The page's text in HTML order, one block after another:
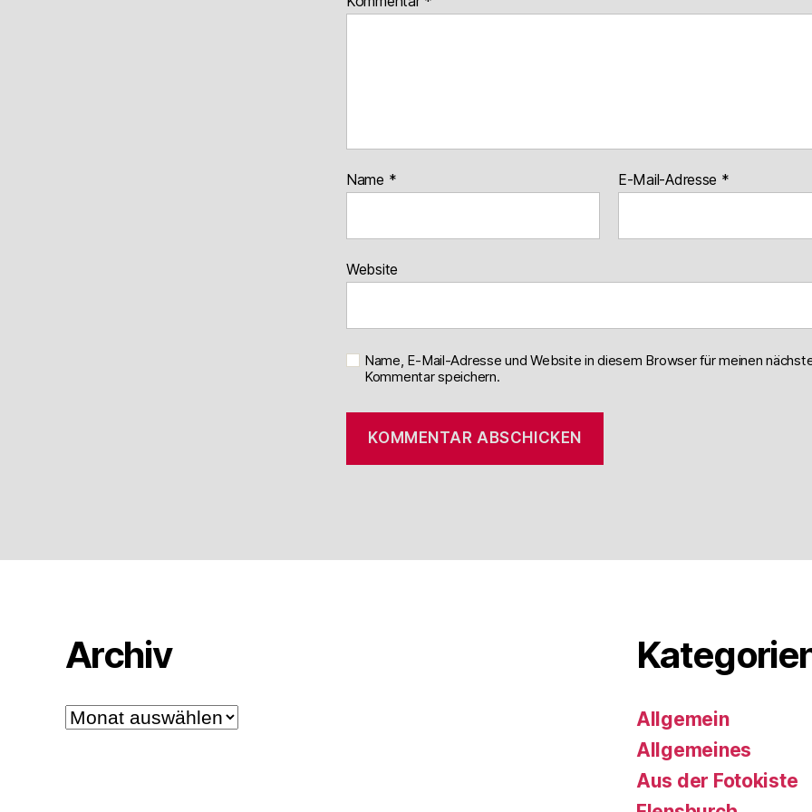
Name * E-Mail-Adresse *
Website
Name, E-Mail-Adresse und Website in diesem Browser für meinen
Kommentar speichern.
Archiv
Archiv
Allgemein
Allgemeines
Aus der Fotokiste